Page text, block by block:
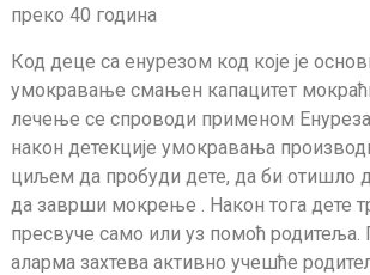
преко 40 година
Код деце са енурезом код које је
умокравање смањен капацитет
лечење се спроводи применом Енуреза
након детекције умокравања
циљем да пробуди дете, да би отишло
да заврши мокрење . Након тога дете
пресвуче само или уз помоћ
аларма захтева активно учешће